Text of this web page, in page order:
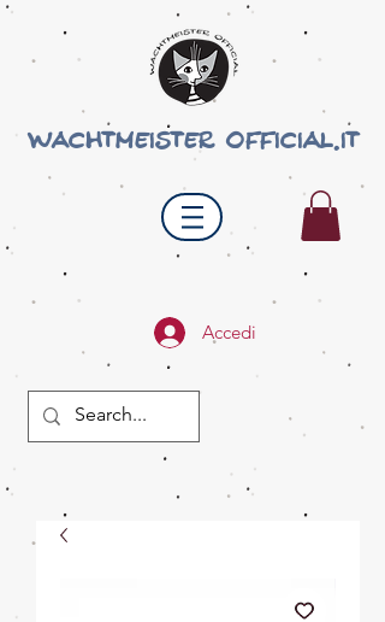
wachtmeister official.it
Accedi